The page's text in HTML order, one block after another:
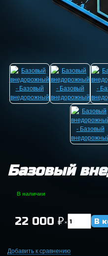
Базовый
В наличии
22 000 ₽×
Добавить к сравнению